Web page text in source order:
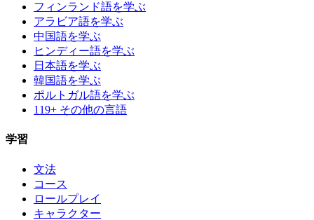
フィンランド語を学ぶ
アラビア語を学ぶ
中国語を学ぶ
ヒンディー語を学ぶ
日本語を学ぶ
韓国語を学ぶ
ポルトガル語を学ぶ
119+ その他の言語
学習
文法
コース
ロールプレイ
キャラクター